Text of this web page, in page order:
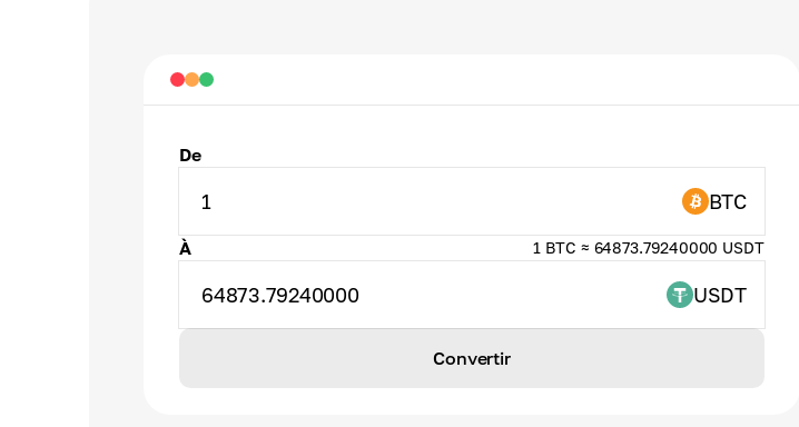
De
1 BTC
À 1 BTC ≈ 64873.79240000 USDT
64873.79240000 USDT
Convertir